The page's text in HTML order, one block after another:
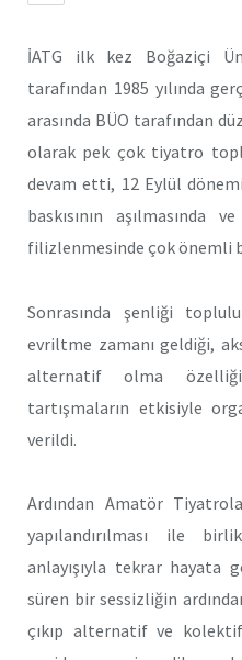
İATG ilk kez Boğaziçi
tarafından 1985 yılında
arasında BÜO tarafından
olarak pek çok tiyatro
devam etti, 12 Eylül
baskısının aşılmasında
filizlenmesinde çok önemli
Sonrasında şenliği
evriltme zamanı geldiği,
alternatif olma
tartışmaların etkisiyle
verildi.
Ardından Amatör
yapılandırılması ile
anlayışıyla tekrar hayata
süren bir sessizliğin
çıkıp alternatif ve